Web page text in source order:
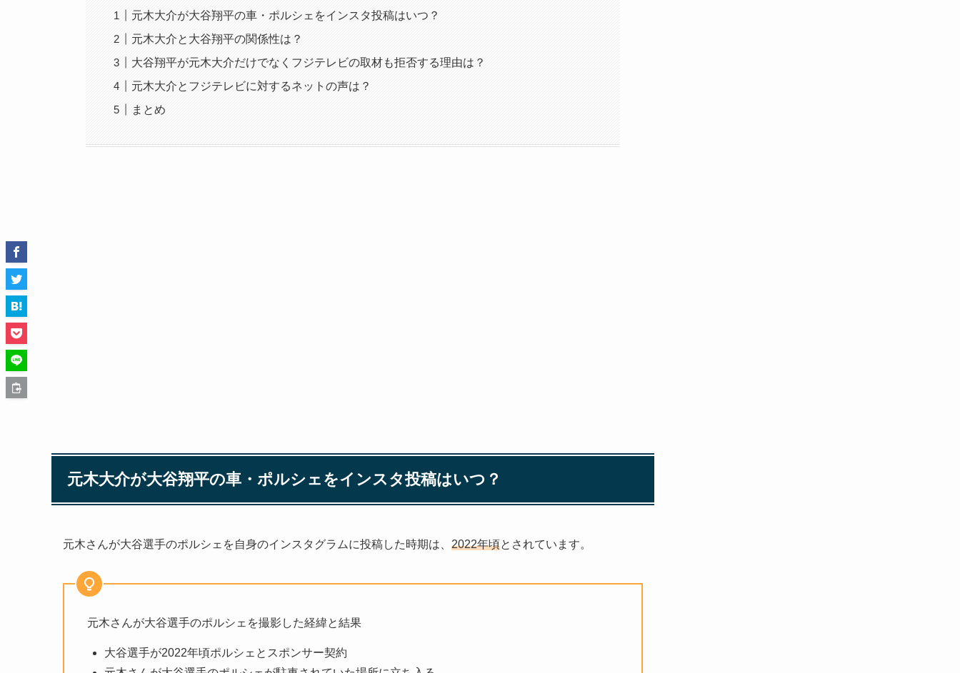
元木大介が大谷翔平の車・ポルシェをインスタ投稿はいつ？
元木大介と大谷翔平の関係性は？
大谷翔平が元木大介だけでなくフジテレビの取材も拒否する理由は？
元木大介とフジテレビに対するネットの声は？
まとめ
元木大介が大谷翔平の車・ポルシェをインスタ投稿はいつ？
元木さんが大谷選手のポルシェを自身のインスタグラムに投稿した時期は、 2022年頃とされています。
元木さんが大谷選手のポルシェを撮影した経緯と結果
大谷選手が2022年頃ポルシェとスポンサー契約